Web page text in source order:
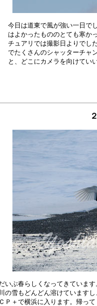
今日は道東で風が強い一日で
はよかったもののとても寒か
チュアリでは撮影日よりでし
でたくさんのシャッターチャ
いぶ春らしくなってきていま
川の雪もどんどん溶けています
ＣＰ＋で横浜に入ります。帰っ